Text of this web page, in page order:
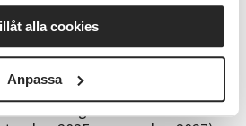
alla cookies
Anpassa
platser, händelser och
nytt och spännande sätt.
intresset för mystik genom
turer, där representanter från
berättar om platsen,
som ägt rum där. Under